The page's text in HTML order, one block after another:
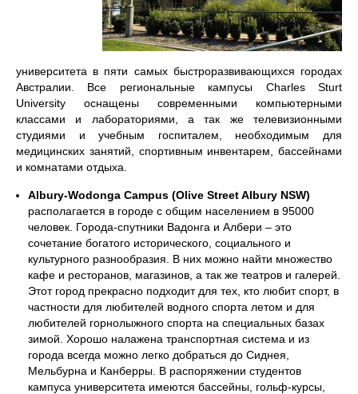
университета в пяти самых быстроразвивающихся городах
Австралии. Все региональные кампусы Charles Sturt
University оснащены современными компьютерными
классами и лабораториями, а так же телевизионными
студиями и учебным госпиталем, необходимым для
медицинских занятий, спортивным инвентарем, бассейнами
и комнатами отдыха.
Albury-Wodonga Campus (Olive Street Albury NSW)
располагается в городе с общим населением в 95000
человек. Города-спутники Вадонга и Албери – это
сочетание богатого исторического, социального и
культурного разнообразия. В них можно найти множество
кафе и ресторанов, магазинов, а так же театров и галерей.
Этот город прекрасно подходит для тех, кто любит спорт, в
частности для любителей водного спорта летом и для
любителей горнолыжного спорта на специальных базах
зимой. Хорошо налажена транспортная система и из
города всегда можно легко добраться до Сиднея,
Мельбурна и Канберры. В распоряжении студентов
кампуса университета имеются бассейны, гольф-курсы,